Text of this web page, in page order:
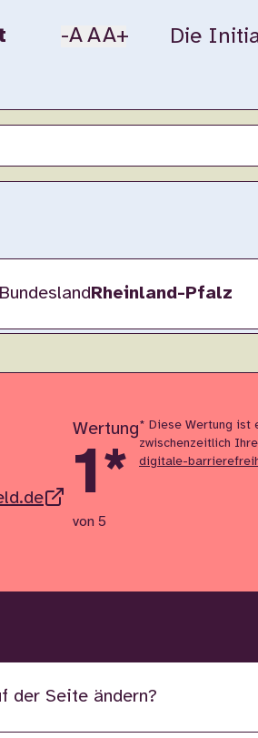
-A AA+ Die
BundeslandRheinland-Pfalz
Wertung
1*
von 5
* Diese Wertung ist
zwischenzeitlich
digitale-
der Seite ändern?